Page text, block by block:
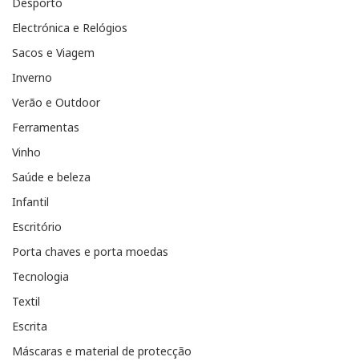
Electrónica e Relógios
Sacos e Viagem
Inverno
Verão e Outdoor
Ferramentas
Vinho
Saúde e beleza
Infantil
Escritório
Porta chaves e porta moedas
Tecnologia
Textil
Escrita
Máscaras e material de protecção